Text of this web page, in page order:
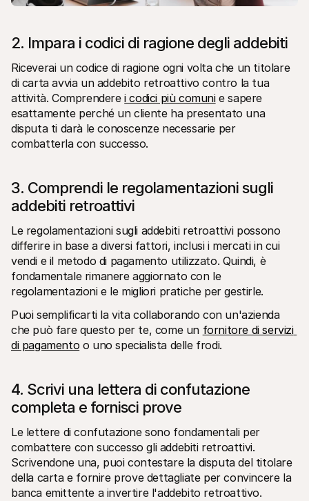
2. Impara i codici di ragione degli addebiti
Riceverai un codice di ragione ogni volta che un titolare
di carta avvia un addebito retroattivo contro la tua
attività. Comprendere i codici più comuni e sapere
esattamente perché un cliente ha presentato una
disputa ti darà le conoscenze necessarie per
combatterla con successo.
3. Comprendi le regolamentazioni sugli
addebiti retroattivi
Le regolamentazioni sugli addebiti retroattivi possono
differire in base a diversi fattori, inclusi i mercati in cui
vendi e il metodo di pagamento utilizzato. Quindi, è
fondamentale rimanere aggiornato con le
regolamentazioni e le migliori pratiche per gestirle.
Puoi semplificarti la vita collaborando con un'azienda
che può fare questo per te, come un fornitore di servizi
di pagamento o uno specialista delle frodi.
4. Scrivi una lettera di confutazione
completa e fornisci prove
Le lettere di confutazione sono fondamentali per
combattere con successo gli addebiti retroattivi.
Scrivendone una, puoi contestare la disputa del titolare
della carta e fornire prove dettagliate per convincere la
banca emittente a invertire l'addebito retroattivo.